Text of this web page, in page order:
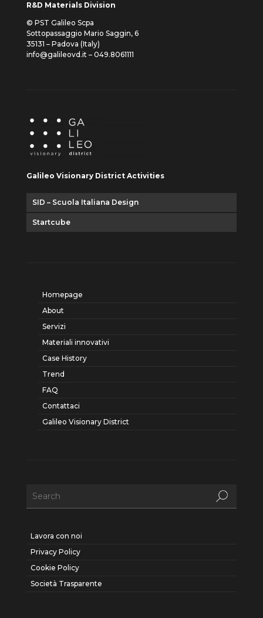
R&D Materials Division
© PST Galileo Scpa
Sottopassaggio Mario Saggin, 6
35131 – Padova (Italy)
info@galileovd.it – 049.8061111
Galileo Visionary District Activities
SID – Scuola Italiana Design
Startcube
Homepage
About
Servizi
Materiali innovativi
Case History
Trend
FAQ
Contattaci
Galileo Visionary District
Lavora con noi
Privacy Policy
Cookie Policy
Società Trasparente